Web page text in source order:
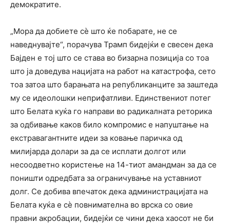
демократите.
„Мора да добиете сè што ќе побарате, не се
наведнувајте“, порачува Трамп бидејќи е свесен дека
Бајден е тој што се става во бизарна позиција со тоа
што ја доведува нацијата на работ на катастрофа, сето
тоа затоа што барањата на републиканците за заштеда
му се идеолошки неприфатливи. Единствениот потег
што Белата куќа го направи во радикалната реторика
за одбивање каков било компромис е напуштање на
екстравагантните идеи за ковање паричка од
милијарда долари за да се исплати долгот или
несоодветно користење на 14-тиот амандман за да се
поништи одредбата за ограничување на уставниот
долг. Се добива впечаток дека администрацијата на
Белата куќа е сè повнимателна во врска со овие
правни акробации, бидејќи се чини дека хаосот не би